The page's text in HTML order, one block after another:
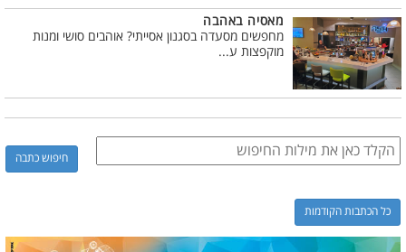
מאסיה באהבה
מחפשים מסעדה בסגנון אסייתי? אוהבים סושי ומנות
מוקפצות ע...
כל הכתבות הקודמות